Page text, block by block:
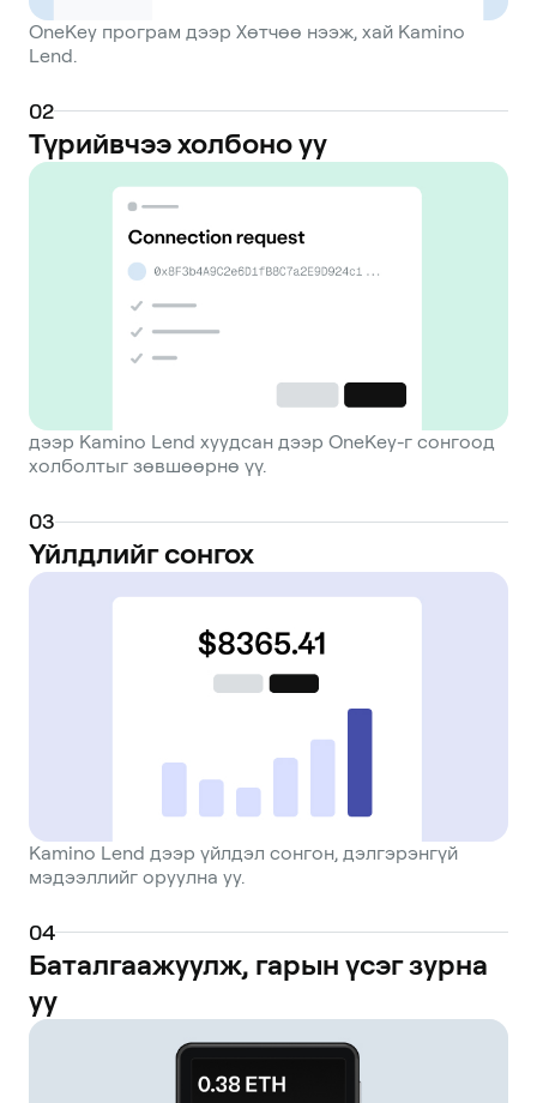
OneKey програм дээр Хөтчөө нээж, хай Kamino
Lend.
02
Түрийвчээ холбоно уу
дээр Kamino Lend хуудсан дээр OneKey-г сонгоод
холболтыг зөвшөөрнө үү.
03
Үйлдлийг сонгох
Kamino Lend дээр үйлдэл сонгон, дэлгэрэнгүй
мэдээллийг оруулна уу.
04
Баталгаажуулж, гарын үсэг зурна
уу